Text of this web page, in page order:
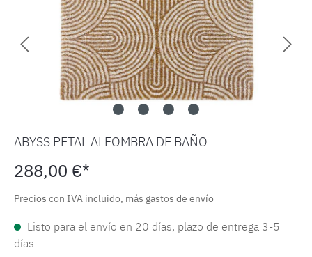
ABYSS PETAL ALFOMBRA DE BAÑO
288,00 €*
Precios con IVA incluido, más gastos de envío
Listo para el envío en 20 días, plazo de entrega 3-5
días